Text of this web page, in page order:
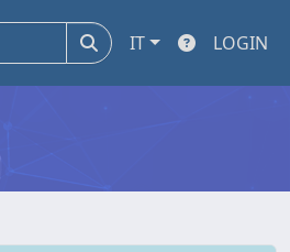
IT LOGIN